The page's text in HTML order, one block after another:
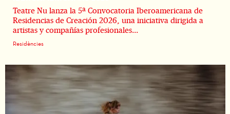
Teatre Nu lanza la 5ª Convocatoria Iberoamericana de
Residencias de Creación 2026, una iniciativa dirigida a
artistas y compañías profesionales...
Residències